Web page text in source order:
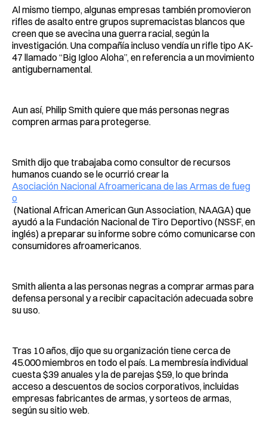
Al mismo tiempo, algunas empresas también promovieron
rifles de asalto entre grupos supremacistas blancos que
creen que se avecina una guerra racial, según la
investigación. Una compañía incluso vendía un rifle tipo AK-
47 llamado “Big Igloo Aloha”, en referencia a un movimiento
antigubernamental.
Aun así, Philip Smith quiere que más personas negras
compren armas para protegerse.
Smith dijo que trabajaba como consultor de recursos
humanos cuando se le ocurrió crear la
Asociación Nacional Afroamericana de las Armas de fueg
o
(National African American Gun Association, NAAGA) que
ayudó a la Fundación Nacional de Tiro Deportivo (NSSF, en
inglés) a preparar su informe sobre cómo comunicarse con
consumidores afroamericanos.
Smith alienta a las personas negras a comprar armas para
defensa personal y a recibir capacitación adecuada sobre
su uso.
Tras 10 años, dijo que su organización tiene cerca de
45.000 miembros en todo el país. La membresía individual
cuesta $39 anuales y la de parejas $59, lo que brinda
acceso a descuentos de socios corporativos, incluidas
empresas fabricantes de armas, y sorteos de armas,
según su sitio web.